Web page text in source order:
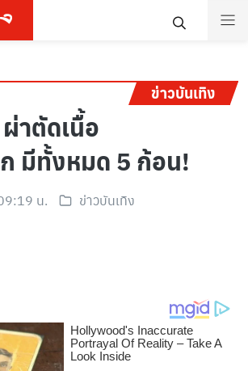
ข่าวบันเทิง
าตัดเนื้อ
มีทั้งหมด 5 ก้อน!
น. ข่าวบันเทิง